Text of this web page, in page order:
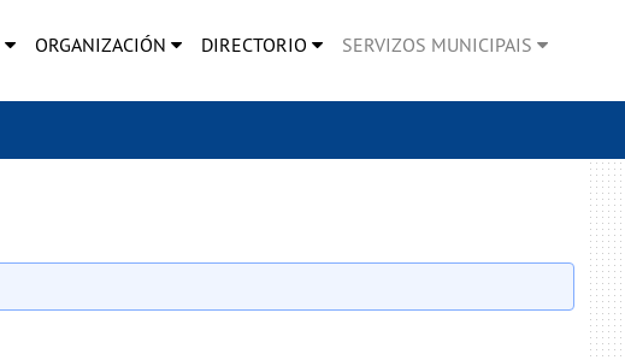
ORGANIZACIÓN DIRECTORIO SERVIZOS MUNICIPAIS